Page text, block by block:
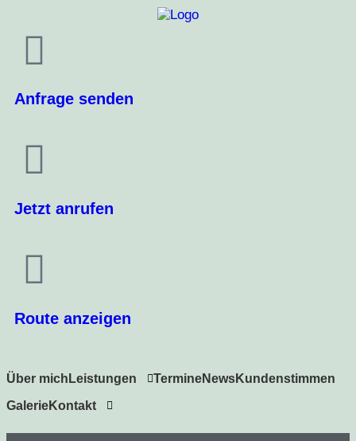
Anfrage senden
Jetzt anrufen
Route anzeigen
Über mich Leistungen TermineNewsKundenstimmen
GalerieKontakt